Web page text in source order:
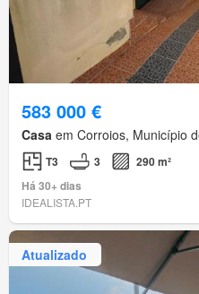
583 000 €
Casa em Corroios, Município
T3 3
290 m²
Há 30+ dias
IDEALISTA.PT
Atualizado